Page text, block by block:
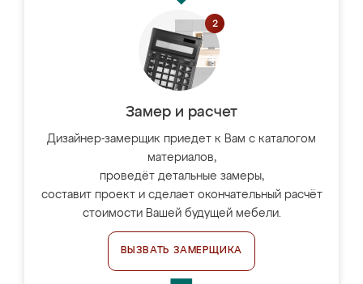
Замер и расчет
Дизайнер-замерщик приедет к Вам с каталогом
материалов,
проведёт детальные замеры,
составит проект и сделает окончательный расчёт
стоимости Вашей будущей мебели.
ВЫЗВАТЬ ЗАМЕРЩИКА